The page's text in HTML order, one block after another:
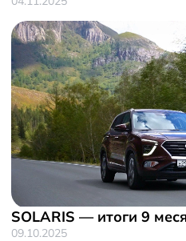
SOLARIS — итоги 9
09.10.2025